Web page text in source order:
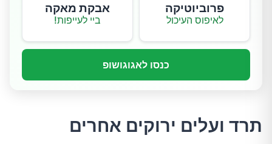
פרוביוטיקה
לאיפוס העיכול
אבקת מאקה
ביי לעייפות!
כנסו לאגוגושופ
תרד ועלים ירוקים אחרים